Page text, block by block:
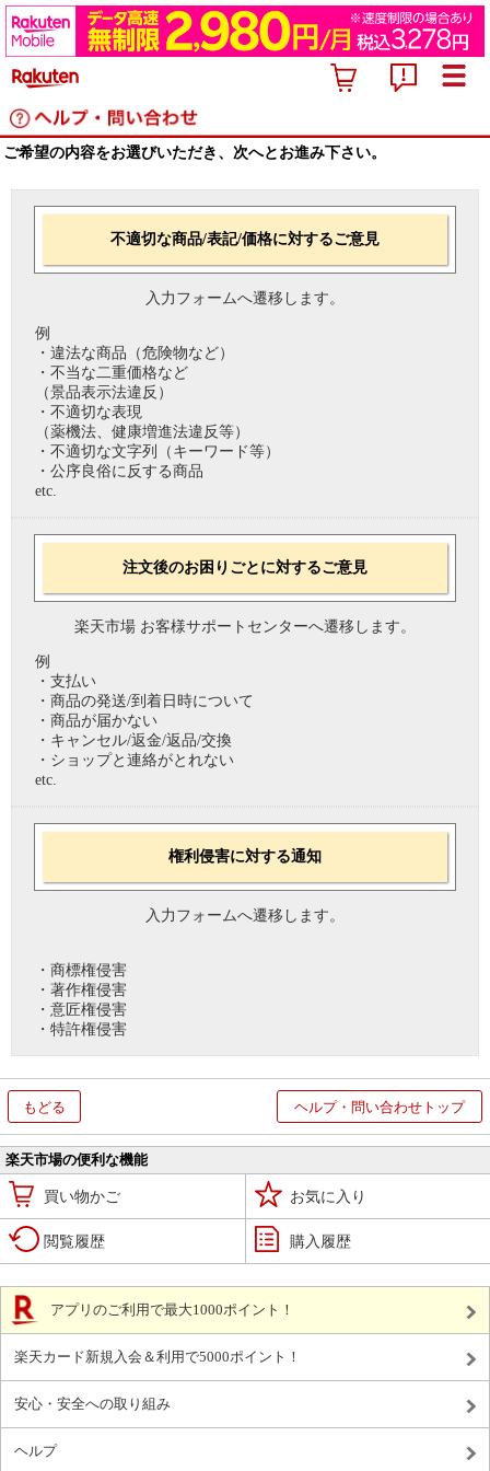
ご希望の内容をお選びいただき、次へとお進み下さい。
不適切な商品/表記/価格に対するご意見
入力フォームへ遷移します。
例
・違法な商品（危険物など）
・不当な二重価格など
（景品表示法違反）
・不適切な表現
（薬機法、健康増進法違反等）
・不適切な文字列（キーワード等）
・公序良俗に反する商品
etc.
注文後のお困りごとに対するご意見
楽天市場 お客様サポートセンターへ遷移します。
例
・支払い
・商品の発送/到着日時について
・商品が届かない
・キャンセル/返金/返品/交換
・ショップと連絡がとれない
etc.
権利侵害に対する通知
入力フォームへ遷移します。
・商標権侵害
・著作権侵害
・意匠権侵害
・特許権侵害
もどる ヘルプ・問い合わせトップ
楽天市場の便利な機能
買い物かご お気に入り
閲覧履歴 購入履歴
アプリのご利用で最大1000ポイント！
楽天カード新規入会＆利用で5000ポイント！
安心・安全への取り組み
ヘルプ